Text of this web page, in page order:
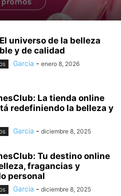
universo de la belleza
y de calidad
Garcia - enero 8, 2026
La tienda online
redefiniendo la belleza y
Garcia - diciembre 8, 2025
Tu destino online
fragancias y
personal
Garcia - diciembre 8, 2025